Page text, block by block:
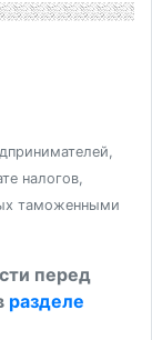
налогов,
таможенными
перед
разделе